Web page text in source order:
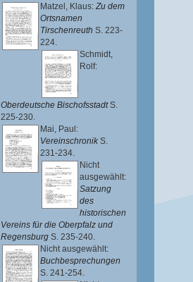
Matzel, Klaus:Zu dem
Ortsnamen
Tirschenreuth S. 223-
224.
Schmidt,
Rolf:
Oberdeutsche BischofsstadtS.
225-230.
Mai, Paul :
Vereinschronik S.
231-234.
Nicht
ausgewählt:
Satzung
des
historischen
Vereins für die Oberpfalz und
Regensburg S. 235-240.
Nicht ausgewählt:
Buchbesprechungen
S. 241-254.